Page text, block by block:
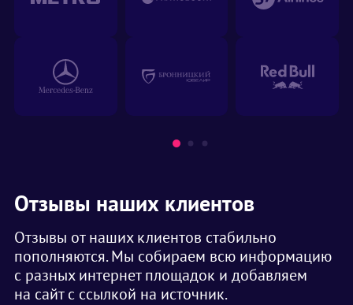
Отзывы наших клиентов
Отзывы от наших клиентов стабильно
пополняются. Мы собираем всю информацию
с разных интернет площадок и добавляем
на сайт с ссылкой на источник.